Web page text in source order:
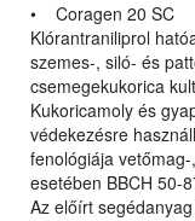
• Coragen 20 SC
Klórantraniliprol
szemes-, siló- és
csemegekukorica
Kukoricamoly és
védekezésre
fenológiája
esetében BBCH 50-
Az előírt